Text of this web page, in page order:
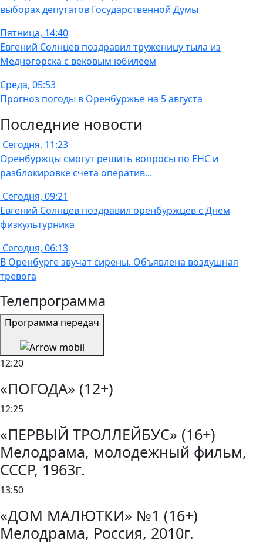
выборах депутатов Государственной Думы
Пятница, 14:40
Евгений Солнцев поздравил труженицу тыла из
Медногорска с вековым юбилеем
Среда, 05:53
Прогноз погоды в Оренбуржье на 5 августа
Последние новости
Сегодня, 11:23
Оренбуржцы смогут решить вопросы по ЕНС и
разблокировке счета оператив...
Сегодня, 09:21
Евгений Солнцев поздравил оренбуржцев с Днём
физкультурника
Сегодня, 06:13
В Оренбурге звучат сирены. Объявлена воздушная
тревога
Телепрограмма
Программа передач
12:20
«ПОГОДА» (12+)
12:25
«ПЕРВЫЙ ТРОЛЛЕЙБУС» (16+)
Мелодрама, молодежный фильм,
СССР, 1963г.
13:50
«ДОМ МАЛЮТКИ» №1 (16+)
Мелодрама, Россия, 2010г.